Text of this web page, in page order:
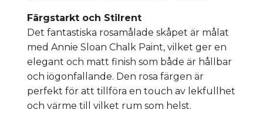
Färgstarkt och Stilrent
Det fantastiska rosamålade skåpet är målat
med Annie Sloan Chalk Paint, vilket ger en
elegant och matt finish som både är hållbar
och iögonfallande. Den rosa färgen är
perfekt för att tillföra en touch av lekfullhet
och värme till vilket rum som helst.